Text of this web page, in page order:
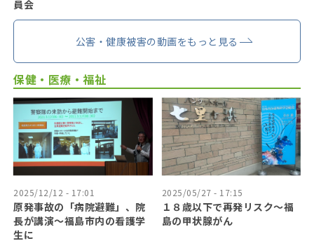
員会
公害・健康被害の動画をもっと見る
保健・医療・福祉
2025/12/12 - 17:01
原発事故の「病院避難」、院
長が講演～福島市内の看護学
生に
2025/05/27 - 17:15
１８歳以下で再発リスク〜福
島の甲状腺がん